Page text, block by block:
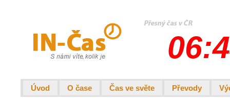
Úvod O čase Čas ve světe Převody